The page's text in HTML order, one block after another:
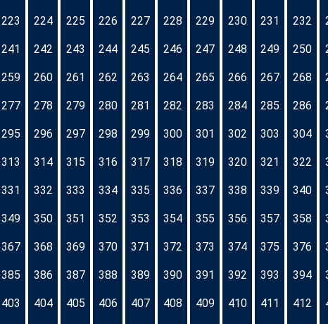
223 224 225 226 227 228 229 230 231 232
241 242 243 244 245 246 247 248 249 250
259 260 261 262 263 264 265 266 267 268
277 278 279 280 281 282 283 284 285 286
295 296 297 298 299 300 301 302 303 304
313 314 315 316 317 318 319 320 321 322
331 332 333 334 335 336 337 338 339 340
349 350 351 352 353 354 355 356 357 358
367 368 369 370 371 372 373 374 375 376
385 386 387 388 389 390 391 392 393 394
403 404 405 406 407 408 409 410 411 412